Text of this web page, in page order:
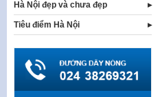
Hà Nội đẹp và chưa đẹp
Tiêu điểm Hà Nội